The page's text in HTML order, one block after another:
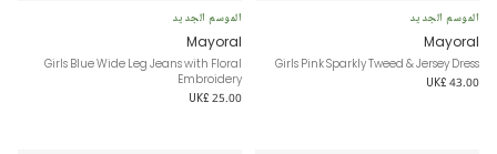
الموسم الجديد
Mayoral
Girls Pink Sparkly Tweed & Jersey Dress
UK£ 43.00
الموسم الجديد
Mayoral
Girls Blue Wide Leg Jeans with Floral
Embroidery
UK£ 25.00